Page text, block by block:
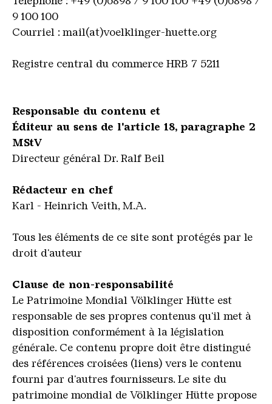
9 100 100
Courriel : mail(at)voelklinger-huette.org
Registre central du commerce HRB 7 5211
Responsable du contenu et
Éditeur au sens de l'article 18, paragraphe 2
MStV
Directeur général Dr. Ralf Beil
Rédacteur en chef
Karl - Heinrich Veith, M.A.
Tous les éléments de ce site sont protégés par le
droit d'auteur
Clause de non-responsabilité
Le Patrimoine Mondial Völklinger Hütte est
responsable de ses propres contenus qu'il met à
disposition conformément à la législation
générale. Ce contenu propre doit être distingué
des références croisées (liens) vers le contenu
fourni par d'autres fournisseurs. Le site du
patrimoine mondial de Völklinger Hütte propose